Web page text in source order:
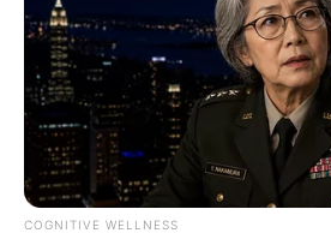
COGNITIVE WELLNESS